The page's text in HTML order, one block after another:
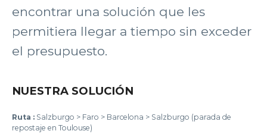
encontrar una solución que les
permitiera llegar a tiempo sin exceder
el presupuesto.
NUESTRA SOLUCIÓN
Ruta : Salzburgo > Faro > Barcelona > Salzburgo (parada de
repostaje en Toulouse)